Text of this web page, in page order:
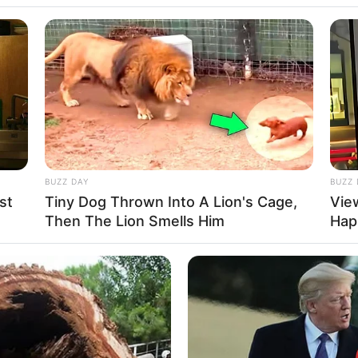
e mundim Tiranën
dhe vetëm 4 pikë e ndajnë në renditje nga Luftëtari i
i mirë për trajnerin Bledar Devolli dhe futbollistët është
luhet të dielën prej orës 14:00.
BUZZ DAY
Tiny Dog Thrown Into A Lion's Cage,
Then The Lion Smells Him
BUZZ